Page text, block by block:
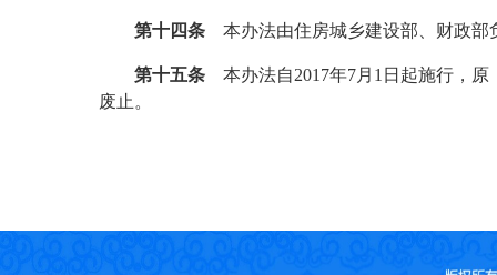
第十四条本办法由住房城乡建设部、财政部
第十五条本办法自2017年7月 1 日起施行，原
废止。